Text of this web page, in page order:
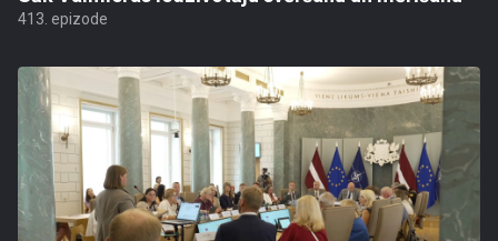
413. epizode